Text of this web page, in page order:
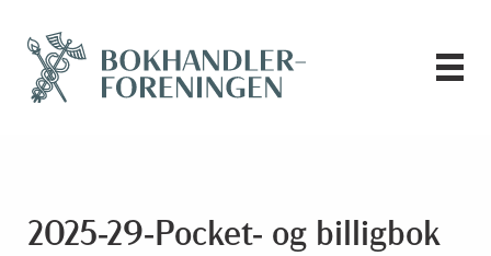
2025-29-Pocket- og billigbok